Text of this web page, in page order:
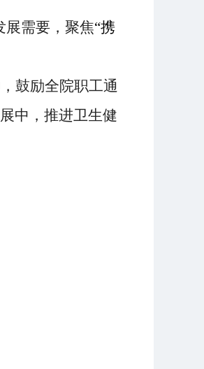
展需要，聚焦“携
， 鼓励全院职工通
中，推进卫生健